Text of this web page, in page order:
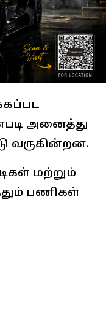
அனைத்து
வருகின்றன.
மற்றும்
பணிகள்